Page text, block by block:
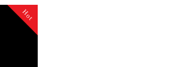
Hot